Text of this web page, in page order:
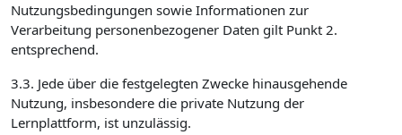
Nutzungsbedingungen sowie Informationen zur
Verarbeitung personenbezogener Daten gilt Punkt 2.
entsprechend.
3.3. Jede über die festgelegten Zwecke hinausgehende
Nutzung, insbesondere die private Nutzung der
Lernplattform, ist unzulässig.